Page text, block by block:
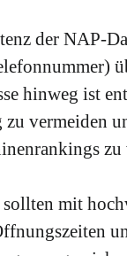
der NAP-
hinweg ist
vermeiden
zu
mit